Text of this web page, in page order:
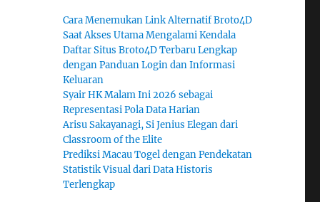
Cara Menemukan Link Alternatif Broto4D
Saat Akses Utama Mengalami Kendala
Daftar Situs Broto4D Terbaru Lengkap
dengan Panduan Login dan Informasi
Keluaran
Syair HK Malam Ini 2026 sebagai
Representasi Pola Data Harian
Arisu Sakayanagi, Si Jenius Elegan dari
Classroom of the Elite
Prediksi Macau Togel dengan Pendekatan
Statistik Visual dari Data Historis
Terlengkap